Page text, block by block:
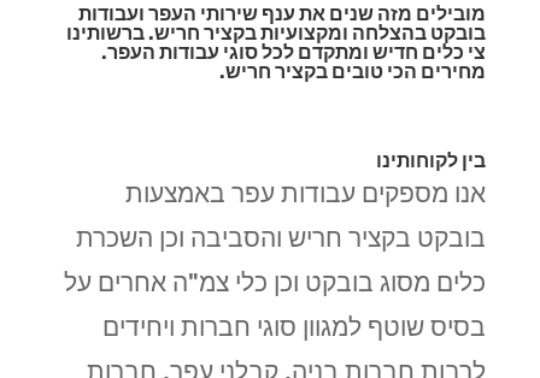
מובילים מזה שנים את ענף שירותי העפר ועבודות
בובקט בהצלחה ומקצועיות בקציר חריש. ברשותינו
צי כלים חדיש ומתקדם לכל סוגי עבודות העפר.
מחירים הכי טובים בקציר חריש.
בין לקוחותינו
אנו מספקים עבודות עפר באמצעות
בובקט בקציר חריש והסביבה וכן השכרת
כלים מסוג בובקט וכן כלי צמ"ה אחרים על
בסיס שוטף למגוון סוגי חברות ויחידים
לרבות חברות בניה, קבלני עפר, חברות